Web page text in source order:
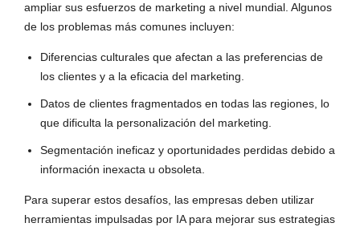
ampliar sus esfuerzos de marketing a nivel mundial. Algunos
de los problemas más comunes incluyen:
Diferencias culturales que afectan a las preferencias de
los clientes y a la eficacia del marketing.
Datos de clientes fragmentados en todas las regiones, lo
que dificulta la personalización del marketing.
Segmentación ineficaz y oportunidades perdidas debido a
información inexacta u obsoleta.
Para superar estos desafíos, las empresas deben utilizar
herramientas impulsadas por IA para mejorar sus estrategias